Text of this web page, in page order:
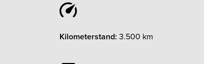
Kilometerstand: 3.500 km